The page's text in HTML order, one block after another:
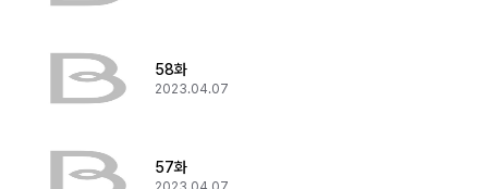
58화
2023.04.07
57화